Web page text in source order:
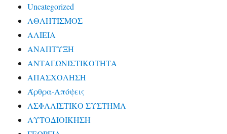
Uncategorized
ΑΘΛΗΤΙΣΜΟΣ
ΑΛΙΕΙΑ
ΑΝΑΠΤΥΞΗ
ΑΝΤΑΓΩΝΙΣΤΙΚΟΤΗΤΑ
ΑΠΑΣΧΟΛΗΣΗ
Άρθρα-Απόψεις
ΑΣΦΑΛΙΣΤΙΚΟ ΣΥΣΤΗΜΑ
ΑΥΤΟΔΙΟΙΚΗΣΗ